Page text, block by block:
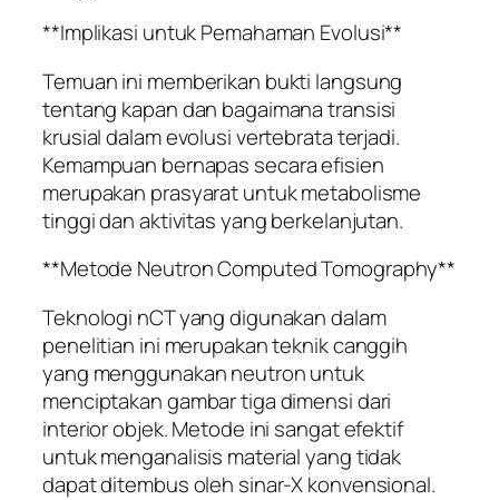
**Implikasi untuk Pemahaman Evolusi**
Temuan ini memberikan bukti langsung
tentang kapan dan bagaimana transisi
krusial dalam evolusi vertebrata terjadi.
Kemampuan bernapas secara efisien
merupakan prasyarat untuk metabolisme
tinggi dan aktivitas yang berkelanjutan.
**Metode Neutron Computed Tomography**
Teknologi nCT yang digunakan dalam
penelitian ini merupakan teknik canggih
yang menggunakan neutron untuk
menciptakan gambar tiga dimensi dari
interior objek. Metode ini sangat efektif
untuk menganalisis material yang tidak
dapat ditembus oleh sinar-X konvensional.